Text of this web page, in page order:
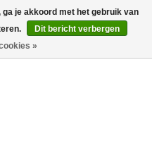
je akkoord met het gebruik van
Dit bericht verbergen
»